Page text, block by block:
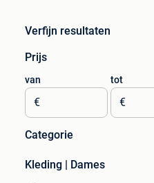
Verfijn resultaten
Prijs
van
€
tot
€
Categorie
Kleding | Dames